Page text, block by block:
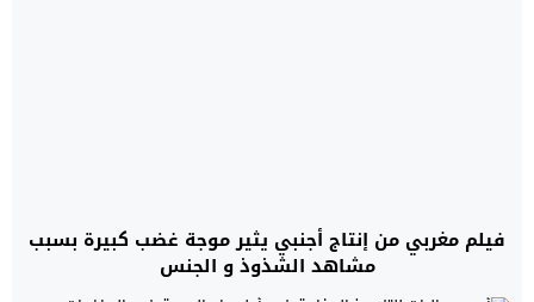
فيلم مغربي من إنتاج أجنبي يثير موجة غضب كبيرة بسبب
مشاهد الشذوذ و الجنس